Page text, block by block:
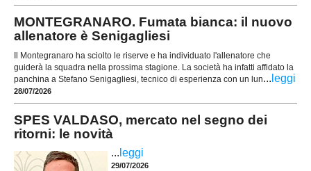
MONTEGRANARO. Fumata bianca: il nuovo
allenatore è Senigagliesi
Il Montegranaro ha sciolto le riserve e ha individuato l'allenatore che
guiderà la squadra nella prossima stagione. La società ha infatti affidato la
panchina a Stefano Senigagliesi, tecnico di esperienza con un lun... leggi
28/07/2026
SPES VALDASO, mercato nel segno dei
ritorni: le novità
... leggi
29/07/2026